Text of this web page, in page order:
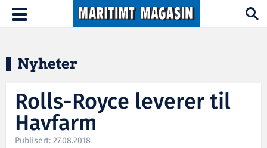
Hopp til hovedinnhold
Toggle
navigation
Nyheter
Rolls-Royce leverer til
Havfarm
Publisert: 27.08.2018